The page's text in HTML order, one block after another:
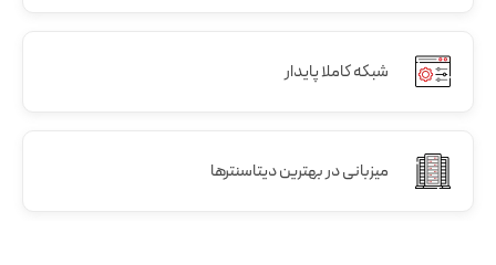
شبکه کاملا پایدار
میزبانی در بهترین دیتاسنترها